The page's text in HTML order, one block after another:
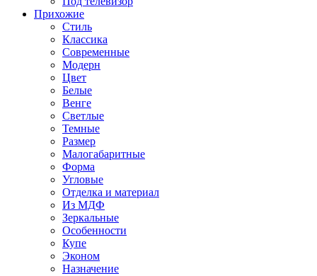
Прихожие
Стиль
Классика
Современные
Модерн
Цвет
Белые
Венге
Светлые
Темные
Размер
Малогабаритные
Форма
Угловые
Отделка и материал
Из МДФ
Зеркальные
Особенности
Купе
Эконом
Назначение